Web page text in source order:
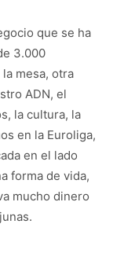
que se ha
3.000
mesa, otra
ADN, el
la cultura, la
en la Euroliga,
en el lado
forma de vida,
mucho dinero